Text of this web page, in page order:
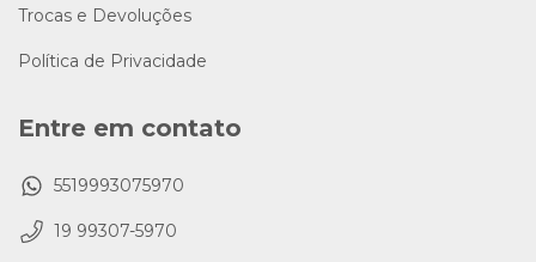
Trocas e Devoluções
Política de Privacidade
Entre em contato
5519993075970
19 99307-5970